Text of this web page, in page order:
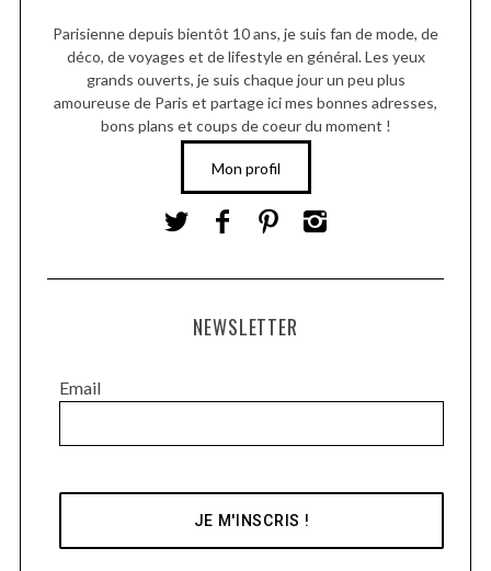
Parisienne depuis bientôt 10 ans, je suis fan de mode, de
déco, de voyages et de lifestyle en général. Les yeux
grands ouverts, je suis chaque jour un peu plus
amoureuse de Paris et partage ici mes bonnes adresses,
bons plans et coups de coeur du moment !
Mon profil
NEWSLETTER
Email